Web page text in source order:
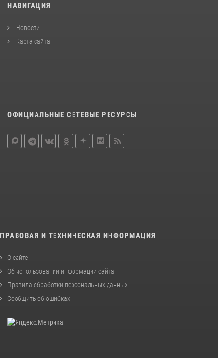
НАВИГАЦИЯ
Новости
Карта сайта
ОФИЦИАЛЬНЫЕ СЕТЕВЫЕ РЕСУРСЫ
ПРАВОВАЯ И ТЕХНИЧЕСКАЯ ИНФОРМАЦИЯ
О сайте
Об использовании информации сайта
Правила обработки персональных данных
Сообщить об ошибках